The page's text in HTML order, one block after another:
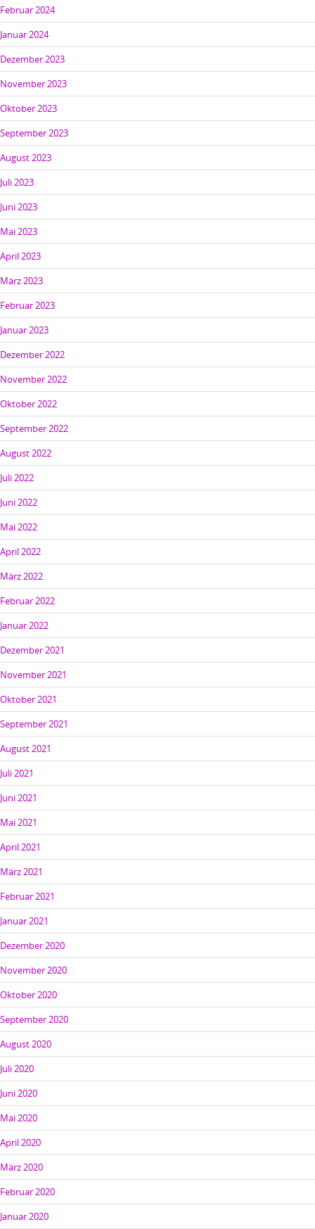
Februar 2024
Januar 2024
Dezember 2023
November 2023
Oktober 2023
September 2023
August 2023
Juli 2023
Juni 2023
Mai 2023
April 2023
März 2023
Februar 2023
Januar 2023
Dezember 2022
November 2022
Oktober 2022
September 2022
August 2022
Juli 2022
Juni 2022
Mai 2022
April 2022
März 2022
Februar 2022
Januar 2022
Dezember 2021
November 2021
Oktober 2021
September 2021
August 2021
Juli 2021
Juni 2021
Mai 2021
April 2021
März 2021
Februar 2021
Januar 2021
Dezember 2020
November 2020
Oktober 2020
September 2020
August 2020
Juli 2020
Juni 2020
Mai 2020
April 2020
März 2020
Februar 2020
Januar 2020